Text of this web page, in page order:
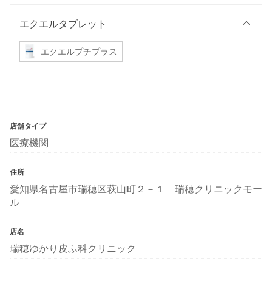
エクエルタブレット
エクエルプチプラス
店舗タイプ
医療機関
住所
愛知県名古屋市瑞穂区萩山町２－１ 瑞穂クリニックモー
ル
店名
瑞穂ゆかり皮ふ科クリニック